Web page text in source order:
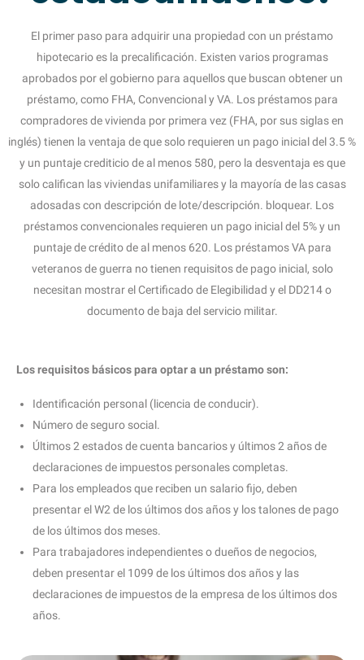
El primer paso para adquirir una propiedad con un préstamo
hipotecario es la precalificación. Existen varios programas
aprobados por el gobierno para aquellos que buscan obtener un
préstamo, como FHA, Convencional y VA. Los préstamos para
compradores de vivienda por primera vez (FHA, por sus siglas en
inglés) tienen la ventaja de que solo requieren un pago inicial del 3.5 %
y un puntaje crediticio de al menos 580, pero la desventaja es que
solo califican las viviendas unifamiliares y la mayoría de las casas
adosadas con descripción de lote/descripción. bloquear. Los
préstamos convencionales requieren un pago inicial del 5% y un
puntaje de crédito de al menos 620. Los préstamos VA para
veteranos de guerra no tienen requisitos de pago inicial, solo
necesitan mostrar el Certificado de Elegibilidad y el DD214 o
documento de baja del servicio militar.
Los requisitos básicos para optar a un préstamo son:
Identificación personal (licencia de conducir).
Número de seguro social.
Últimos 2 estados de cuenta bancarios y últimos 2 años de
declaraciones de impuestos personales completas.
Para los empleados que reciben un salario fijo, deben
presentar el W2 de los últimos dos años y los talones de pago
de los últimos dos meses.
Para trabajadores independientes o dueños de negocios,
deben presentar el 1099 de los últimos dos años y las
declaraciones de impuestos de la empresa de los últimos dos
años.